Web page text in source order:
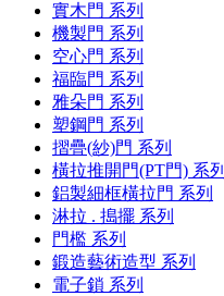
實木門 系列
機製門 系列
空心門 系列
福臨門 系列
雅朵門 系列
塑鋼門 系列
摺疊(紗)門 系列
橫拉推開門(PT門) 系列
鋁製細框橫拉門 系列
淋拉 . 搗擺 系列
門檻 系列
鍛造藝術造型 系列
電子鎖 系列